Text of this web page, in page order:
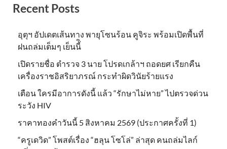
Recent Posts
อุตุฯ อัปเดตเส้นทาง พายุโซนร้อน คูจิระ พร้อมเปิดพื้นที่
ฝนถล่มเต็มๆ เย็นนี้ิ
เปิดรายชื่อ ตำรวจ 3 นาย โปรดเกล้าฯ ถอดยศ เรียกคืน
เครื่องราชอิสริยาภรณ์ กระทำผิดวินัยร้ายแรง
เตือน ใครมีอาการดังนี้ แล้ว “รักษาไม่หาย” ไปตรวจด่วน
ระวัง HIV
ราคาทองคำวันนี้ 5 สิงหาคม 2569 (ประกาศครั้งที่ 1)
“ครูเดวิด” โพสต์เรื่อง “ฮลุน โซโล่” ล่าสุด คนถล่มไลก์